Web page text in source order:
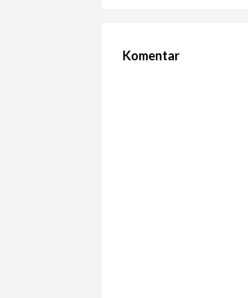
Komentar